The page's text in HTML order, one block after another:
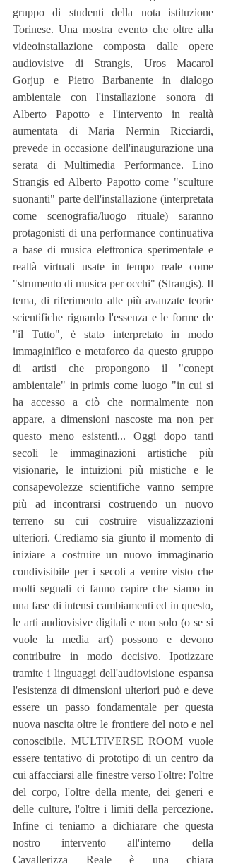
gruppo di studenti della nota istituzione
Torinese. Una mostra evento che oltre alla
videoinstallazione composta dalle opere
audiovisive di Strangis, Uros Macarol
Gorjup e Pietro Barbanente in dialogo
ambientale con l'installazione sonora di
Alberto Papotto e l'intervento in realtà
aumentata di Maria Nermin Ricciardi,
prevede in occasione dell'inaugurazione una
serata di Multimedia Performance. Lino
Strangis ed Alberto Papotto come "sculture
suonanti" parte dell'installazione (interpretata
come scenografia/luogo rituale) saranno
protagonisti di una performance continuativa
a base di musica elettronica sperimentale e
realtà virtuali usate in tempo reale come
"strumento di musica per occhi" (Strangis). Il
tema, di riferimento alle più avanzate teorie
scientifiche riguardo l'essenza e le forme de
"il Tutto", è stato interpretato in modo
immaginifico e metaforco da questo gruppo
di artisti che propongono il "conept
ambientale" in primis come luogo "in cui si
ha accesso a ciò che normalmente non
appare, a dimensioni nascoste ma non per
questo meno esistenti... Oggi dopo tanti
secoli le immaginazioni artistiche più
visionarie, le intuizioni più mistiche e le
consapevolezze scientifiche vanno sempre
più ad incontrarsi costruendo un nuovo
terreno su cui costruire visualizzazioni
ulteriori. Crediamo sia giunto il momento di
iniziare a costruire un nuovo immaginario
condivisibile per i secoli a venire visto che
molti segnali ci fanno capire che siamo in
una fase di intensi cambiamenti ed in questo,
le arti audiovisive digitali e non solo (o se si
vuole la media art) possono e devono
contribuire in modo decisivo. Ipotizzare
tramite i linguaggi dell'audiovisione espansa
l'esistenza di dimensioni ulteriori può e deve
essere un passo fondamentale per questa
nuova nascita oltre le frontiere del noto e nel
conoscibile. MULTIVERSE ROOM vuole
essere tentativo di prototipo di un centro da
cui affacciarsi alle finestre verso l'oltre: l'oltre
del corpo, l'oltre della mente, dei generi e
delle culture, l'oltre i limiti della percezione.
Infine ci teniamo a dichiarare che questa
nostro intervento all'interno della
Cavallerizza Reale è una chiara